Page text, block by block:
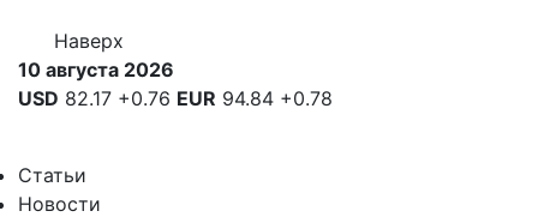
Наверх
10 августа 2026
USD 82.17 +0.76 EUR 94.84 +0.78
Статьи
Новости